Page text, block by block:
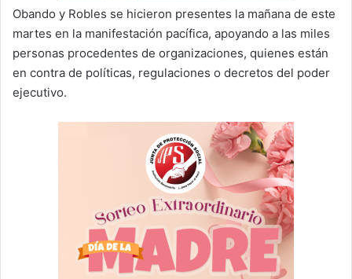
Obando y Robles se hicieron presentes la mañana de este
martes en la manifestación pacífica, apoyando a las miles
personas procedentes de organizaciones, quienes están
en contra de políticas, regulaciones o decretos del poder
ejecutivo.